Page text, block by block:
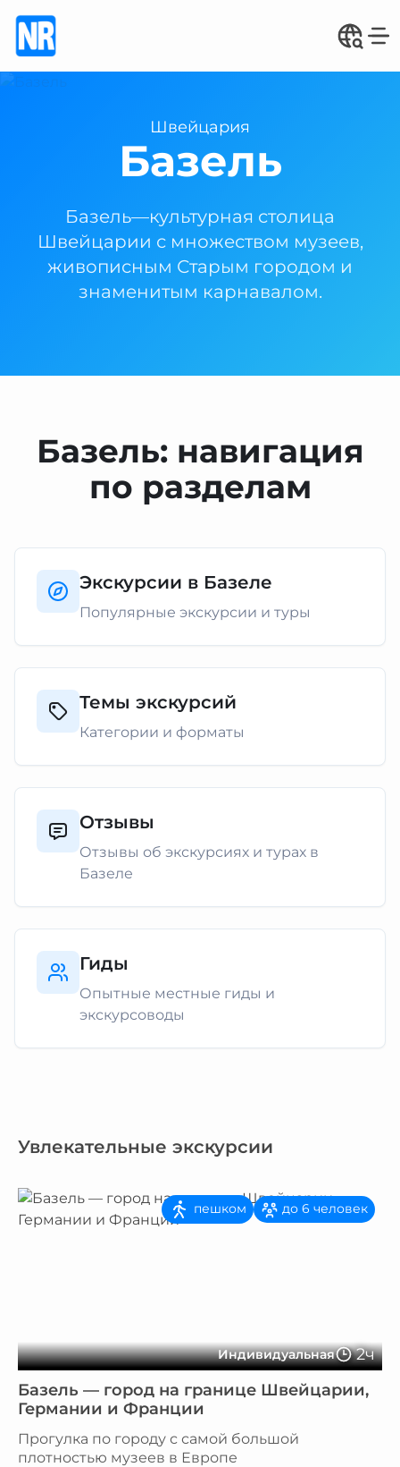
Швейцария
Базель
Базель—культурная столица
Швейцарии с множеством музеев,
живописным Старым городом и
знаменитым карнавалом.
Базель: навигация
по разделам
Экскурсии в Базеле
Популярные экскурсии и туры
Темы экскурсий
Категории и форматы
Отзывы
Отзывы об экскурсиях и турах в
Базеле
Гиды
Опытные местные гиды и
экскурсоводы
Увлекательные экскурсии
Индивидуальная 2ч
пешком до 6 человек
Базель — город на границе Швейцарии,
Германии и Франции
Прогулка по городу с самой большой
плотностью музеев в Европе